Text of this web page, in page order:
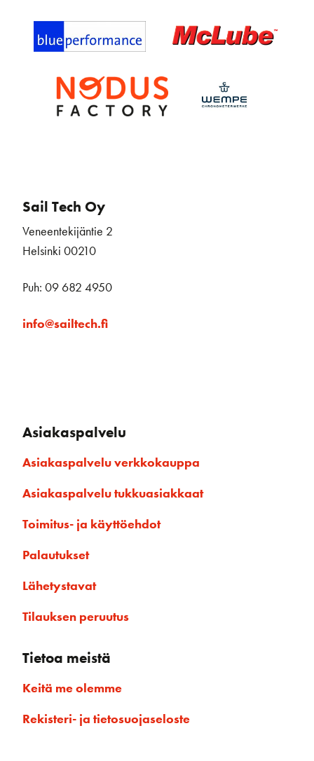
Sail Tech Oy
Veneentekijäntie 2
Helsinki 00210
Puh: 09 682 4950
info@sailtech.fi
Asiakaspalvelu
Asiakaspalvelu verkkokauppa
Asiakaspalvelu tukkuasiakkaat
Toimitus- ja käyttöehdot
Palautukset
Lähetystavat
Tilauksen peruutus
Tietoa meistä
Keitä me olemme
Rekisteri- ja tietosuojaseloste